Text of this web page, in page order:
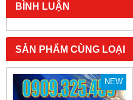
BÌNH LUẬN
SẢN PHẨM CÙNG LOẠI
NEW